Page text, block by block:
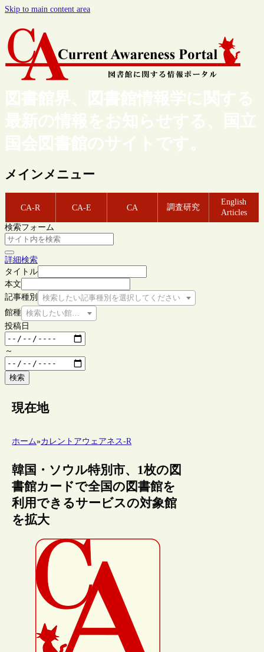
Skip to main content area
図書館界、図書館情報学に関する
最新の情報をお知らせする、国立
国会図書館のサイトです。
メインメニュー
CA-R CA-E CA 調査研究
English
Articles
検索フォーム
詳細検索
タイトル
本文
記事種別
検索したい記事種別を選択してください
館種 検索したい館種を選択してください
投稿日
～
検索
現在地
ホーム»カレントアウェアネス-R
韓国・ソウル特別市、1枚の図
書館カードで全国の図書館を
利用できるサービスの対象館
を拡大